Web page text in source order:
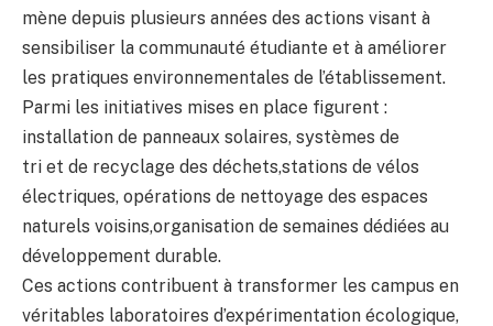
mène depuis plusieurs années des actions visant à
sensibiliser la communauté étudiante et à améliorer
les pratiques environnementales de l’établissement.
Parmi les initiatives mises en place figurent :
installation de panneaux solaires, systèmes de
tri et de recyclage des déchets,stations de vélos
électriques, opérations de nettoyage des espaces
naturels voisins,organisation de semaines dédiées au
développement durable.
Ces actions contribuent à transformer les campus en
véritables laboratoires d’expérimentation écologique,